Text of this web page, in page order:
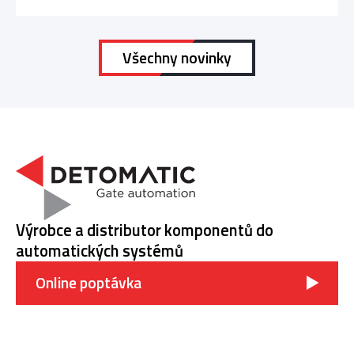
Všechny novinky
Výrobce a distributor komponentů do
automatických systémů
Online poptávka